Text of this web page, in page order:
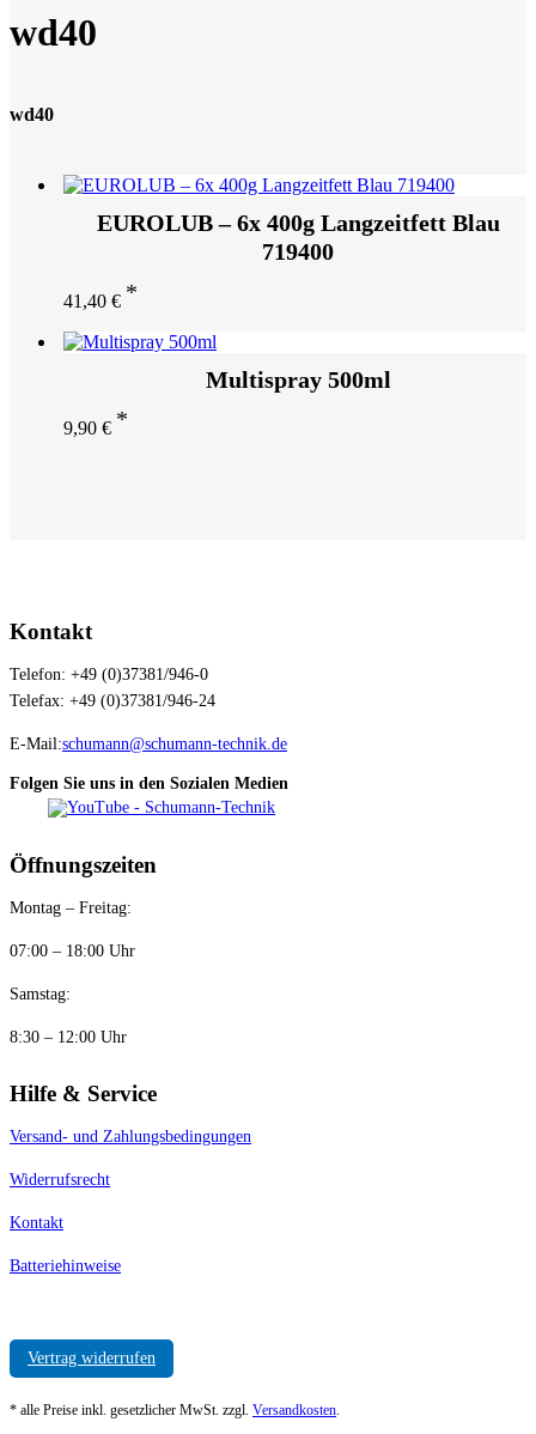
wd40
wd40
EUROLUB – 6x 400g Langzeitfett Blau
719400
41,40 €
Multispray 500ml
9,90 €
Kontakt
Telefon: +49 (0)37381/946-0
Telefax: +49 (0)37381/946-24
E-Mail:schumann@schumann-technik.de
Folgen Sie uns in den Sozialen Medien
Öffnungszeiten
Montag – Freitag:
07:00 – 18:00 Uhr
Samstag:
8:30 – 12:00 Uhr
Hilfe & Service
Versand- und Zahlungsbedingungen
Widerrufsrecht
Kontakt
Batteriehinweise
Vertrag widerrufen
* alle Preise inkl. gesetzlicher MwSt. zzgl. Versandkosten.